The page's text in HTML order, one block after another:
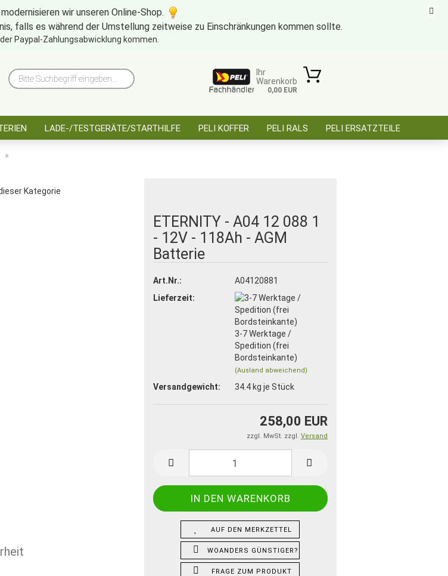
10 Jahre saarbatt Hinweise für öffentl. Auftraggeber, Behörden, BOS
Passwort
Passwort vergessen?
Bitte
Ihr
Warenkorb
0,00 EUR
wir unseren Online-Shop.
falls es während der Umstellung zeitweise zu Einschränkungen kommen sollte.
Paypal-Zahlungsabwicklung kommen.
LADE-/TESTGERÄTE/STARTHILFE PELI KOFFER PELI RALS PELI ERSATZTEILE
»
Kategorie
ETERNITY - A04 12 088 1
- 12V - 118Ah - AGM
Batterie
Art.Nr.:
A04120881
Lieferzeit:
3-7 Werktage /
Spedition (frei
Bordsteinkante)
(Ausland abweichend)
Versandgewicht: 34.4kg je Stück
258,00 EUR
zzgl. MwSt. zzgl. Versand
AUF DEN MERKZETTEL
WOANDERS GÜNSTIGER?
FRAGE ZUM PRODUKT